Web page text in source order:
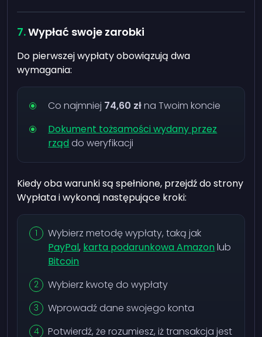
Wypłać swoje zarobki
Do pierwszej wypłaty obowiązują dwa
wymagania:
Co najmniej 74,60 złna Twoim koncie
Dokument tożsamości wydany przez
rząddo weryfikacji
Kiedy oba warunki są spełnione, przejdź do strony
Wypłata i wykonaj następujące kroki:
Wybierz metodę wypłaty, taką jak
PayPal, karta podarunkowa Amazonlub
Bitcoin
Wybierz kwotę do wypłaty
Wprowadź dane swojego konta
Potwierdź, że rozumiesz, iż transakcja jest